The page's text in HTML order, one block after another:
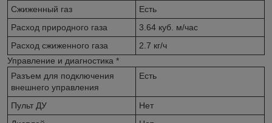
Сжиженный газ
Есть
Расход природного газа
3.64 куб. м/час
Расход сжиженного газа
2.7 кг/ч
Управление и диагностика *
Разъем для подключения
внешнего управления
Есть
Пульт ДУ
Нет